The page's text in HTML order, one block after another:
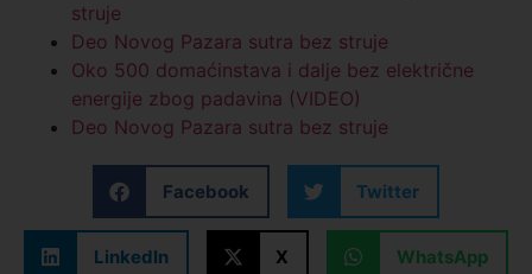
struje
Deo Novog Pazara sutra bez struje
Oko 500 domaćinstava i dalje bez električne
energije zbog padavina (VIDEO)
Deo Novog Pazara sutra bez struje
Facebook Twitter
LinkedIn X WhatsApp